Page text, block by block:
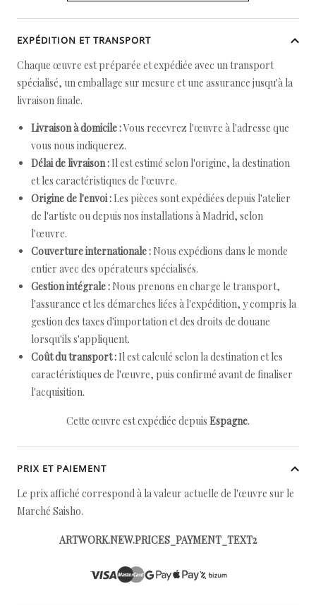
EXPÉDITION ET TRANSPORT
Chaque œuvre est préparée et expédiée avec un transport
spécialisé, un emballage sur mesure et une assurance jusqu'à la
livraison finale.
Livraison à domicile :Vous recevrez l'œuvre à l'adresse que
vous nous indiquerez.
Délai de livraison : Il est estimé selon l'origine, la destination
et les caractéristiques de l'œuvre.
Origine de l'envoi : Les pièces sont expédiées depuis l'atelier
de l'artiste ou depuis nos installations à Madrid, selon
l'œuvre.
Couverture internationale : Nous expédions dans le monde
entier avec des opérateurs spécialisés.
Gestion intégrale : Nous prenons en charge le transport,
l'assurance et les démarches liées à l'expédition, y compris la
gestion des taxes d'importation et des droits de douane
lorsqu'ils s'appliquent.
Coût du transport : Il est calculé selon la destination et les
caractéristiques de l'œuvre, puis confirmé avant de finaliser
l'acquisition.
Cette œuvre est expédiée depuis Espagne.
PRIX ET PAIEMENT
Le prix affiché correspond à la valeur actuelle de l'œuvre sur le
Marché Saisho.
ARTWORK.NEW.PRICES_PAYMENT_TEXT2